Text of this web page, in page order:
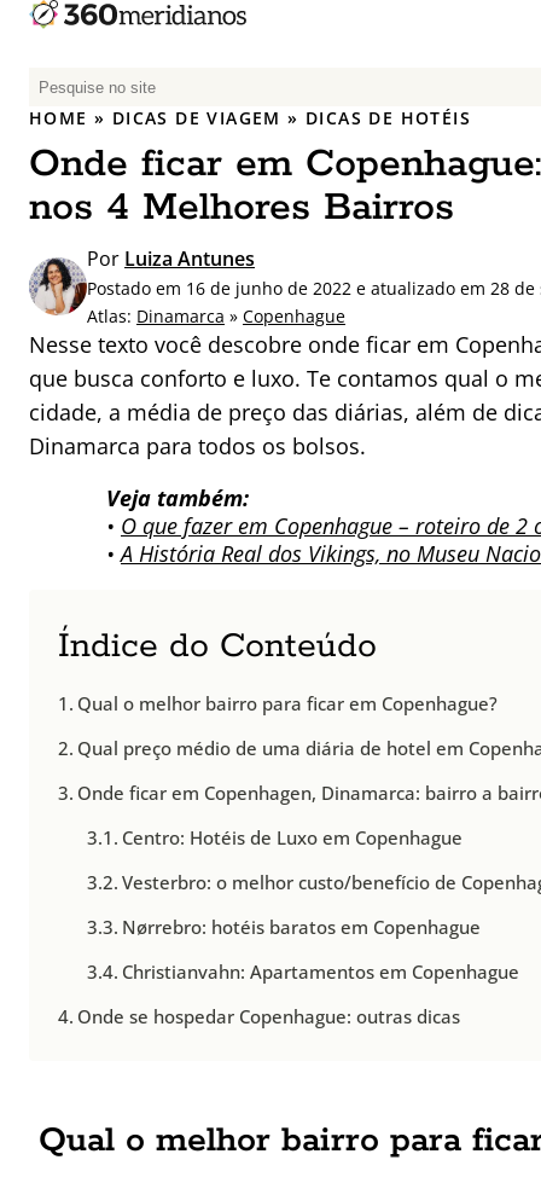
P
e
q
u
i
a
r
p
o
:
HOME » DICAS DE VIAGEM » DICAS DE HOTÉIS
Onde ficar em
nos 4 Melhores Bairros
Por Luiza Antunes
Postado em 16 de junho de 2022 e atualizado em 28
Atlas: Dinamarca » Copenhague
Nesse texto você descobre onde ficar em
que busca conforto e luxo. Te contamos qual o
cidade, a média de preço das diárias, além de
Dinamarca para todos os bolsos.
Veja também:
• O que fazer em Copenhague – roteiro de 2
•A História Real dos Vikings, no Museu
Índice do Conteúdo
Qual o melhor bairro para ficar em Copenhague?
Qual preço médio de uma diária de hotel em
Onde ficar em Copenhagen, Dinamarca: bairro a
Centro: Hotéis de Luxo em Copenhague
Vesterbro: o melhor custo/benefício de
Nørrebro: hotéis baratos em Copenhague
Christianvahn: Apartamentos em Copenhague
Onde se hospedar Copenhague: outras dicas
Qual o melhor bairro para